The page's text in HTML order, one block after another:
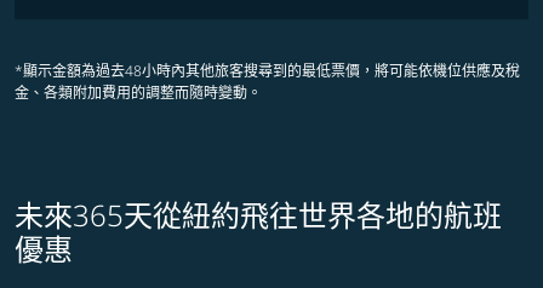
*顯示金額為過去48小時內其他旅客搜尋到的最低票價，將可能依機位供應及稅
金、各類附加費用的調整而隨時變動。
未來365天從紐約飛往世界各地的航班
優惠